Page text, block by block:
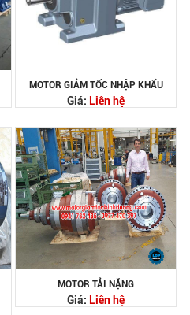
MOTOR GIẢM TỐC NHẬP KHẨU
Giá: Liên hệ
MOTOR TẢI NẶNG
Giá: Liên hệ